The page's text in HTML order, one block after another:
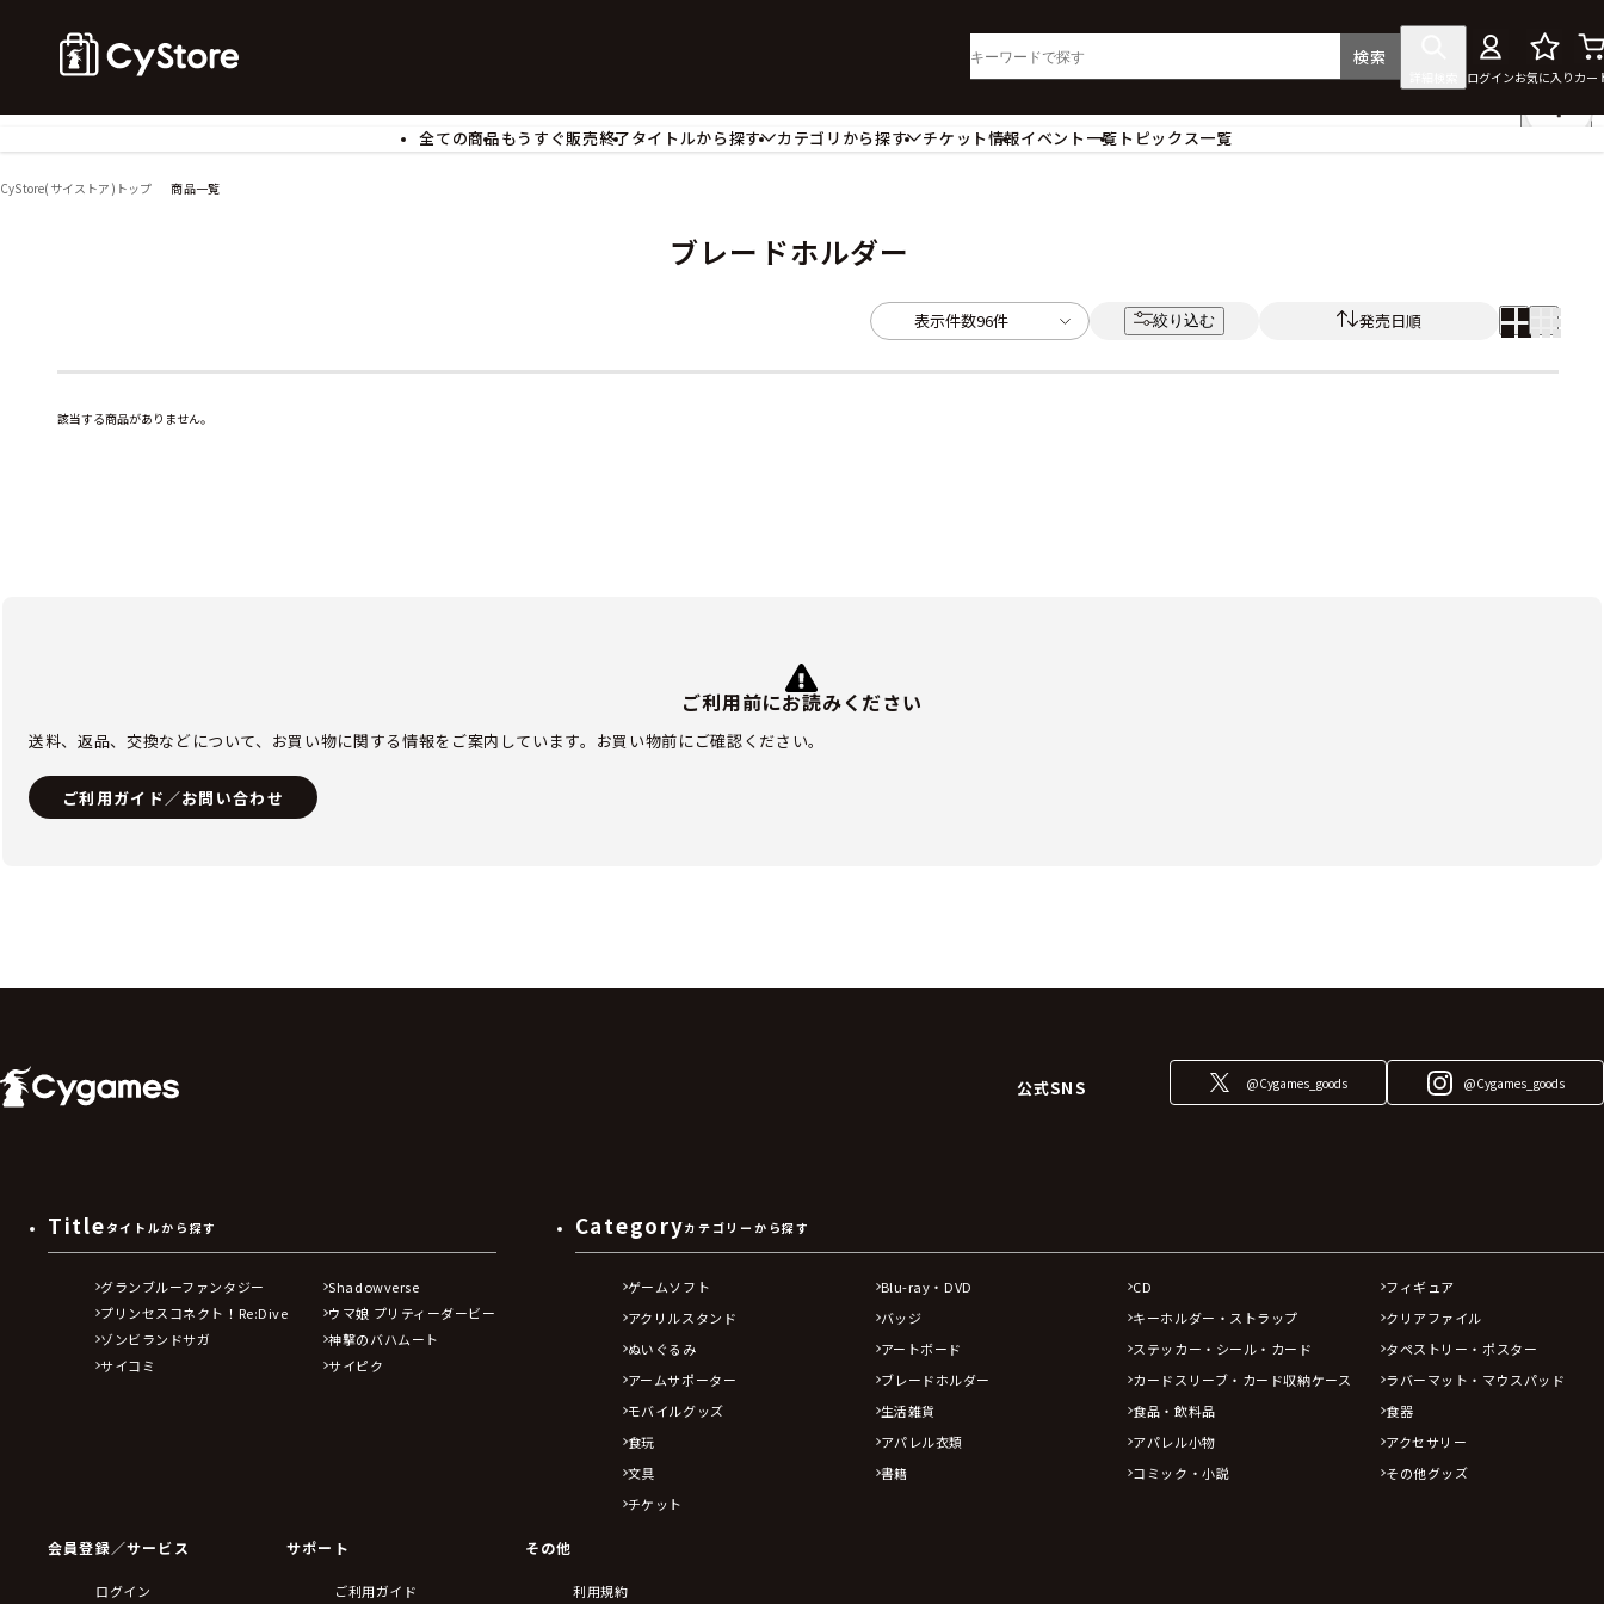
検索
ログインお気に入り カー
全ての商品もうすぐ販売終了タイトルから探す
カテゴリから探す
アクリルスタンド
カードスリーブ・カード収納ケース
アパレル小物
アクセサリー
チケット情報イベント一覧 トピックス一覧
CyStore(サイストア)トップ 商品一覧
ブレードホルダー
表示件数96件 絞り込む 発売日順
該当する商品がありません。
ご利用前にお読みください
送料、返品、交換などについて、お買い物に関する情報をご案内しています。お買い物前にご確認ください。
ご利用ガイド／お問い合わせ
公式SNS @Cygames_goods @Cygames_goods
Title タイトルから探す
グランブルーファンタジー
Shadowverse
プリンセスコネクト！Re:Dive
ウマ娘 プリティーダービー
ゾンビランドサガ
神撃のバハムート
サイコミ
サイピク
Categoryカテゴリーから探す
ゲームソフト Blu-ray・DVD CD
フィギュア
アクリルスタンド
バッジ キーホルダー・ストラップ
クリアファイル
ぬいぐるみ
アートボード ステッカー・シール・カード
タペストリー・ポスター
アームサポーター
ブレードホルダー カードスリーブ・カード収納ケース
ラバーマット・マウスパッド
モバイルグッズ
生活雑貨 食品・飲料品
食器
食玩
アパレル衣類 アパレル小物
アクセサリー
文具
書籍 コミック・小説
その他グッズ
チケット
会員登録／サービス
ログイン
サポート
ご利用ガイド
その他
利用規約